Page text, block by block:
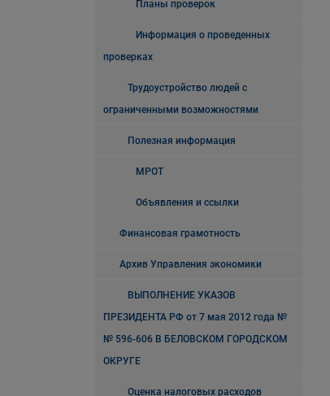
Планы проверок
Информация о проведенных
проверках
Трудоустройство людей с
ограниченными возможностями
Полезная информация
МРОТ
Объявления и ссылки
Финансовая грамотность
Архив Управления экономики
ВЫПОЛНЕНИЕ УКАЗОВ
ПРЕЗИДЕНТА РФ от 7 мая 2012 года №
№ 596-606 В БЕЛОВСКОМ ГОРОДСКОМ
ОКРУГЕ
Оценка налоговых расходов